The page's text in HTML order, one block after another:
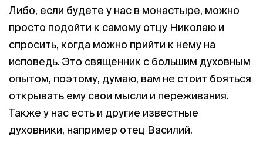
Либо, если будете у нас в монастыре, можно
просто подойти к самому отцу Николаю и
спросить, когда можно прийти к нему на
исповедь. Это священник с большим духовным
опытом, поэтому, думаю, вам не стоит бояться
открывать ему свои мысли и переживания.
Также у нас есть и другие известные
духовники, например отец Василий.